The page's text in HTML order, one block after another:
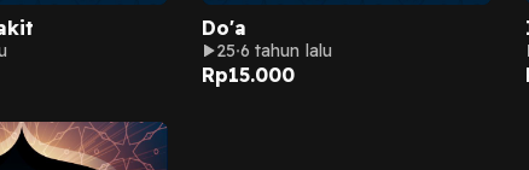
Do'a
25 6 tahun lalu
Rp15.000